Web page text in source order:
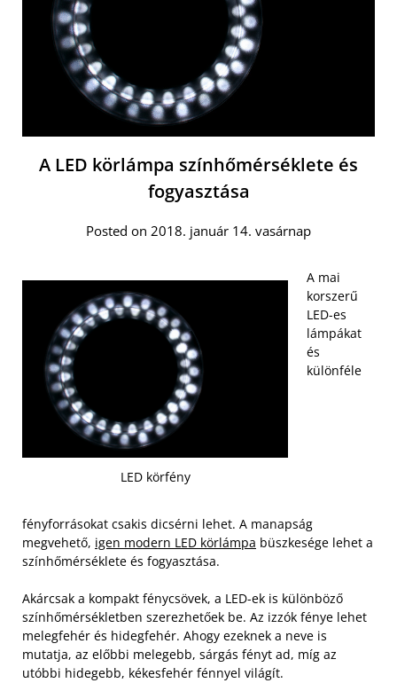
A LED​ körlámpa​ színhőmérséklete és
fogyasztása
Posted on 2018. január 14. vasárnap
LED körfény
A mai
korszerű
LED-es
lámpákat
és
különféle
fényforrásokat csakis dicsérni lehet. A manapság
megvehető, igen modern LED​ körlámpa ​ büszkesége lehet a
színhőmérséklete és fogyasztása.
Akárcsak a kompakt fénycsövek, a LED-ek is különböző
színhőmérsékletben szerezhetőek be. Az izzók fénye lehet
melegfehér és hidegfehér. Ahogy ezeknek a neve is
mutatja, az előbbi melegebb, sárgás fényt ad, míg az
utóbbi hidegebb, kékesfehér fénnyel világít.